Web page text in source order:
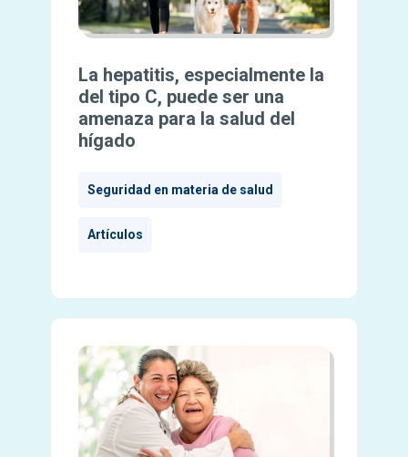
La hepatitis, especialmente la
del tipo C, puede ser una
amenaza para la salud del
hígado
Seguridad en materia de salud
Artículos